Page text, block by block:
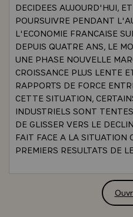
DECIDEES AUJOURD'HUI,
POURSUIVRE PENDANT
L'ECONOMIE FRANCAISE
DEPUIS QUATRE ANS, LE
UNE PHASE NOUVELLE
CROISSANCE PLUS LENTE
RAPPORTS DE FORCE
CETTE SITUATION,
INDUSTRIELS SONT
DE GLISSER VERS LE
FAIT FACE A LA SITUATION
PREMIERS RESULTATS DE
CAPABLES DE SURMONTER
TEMPS PRESENT. ELLE A